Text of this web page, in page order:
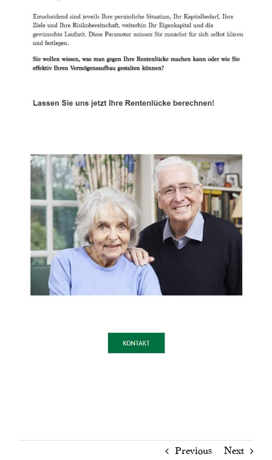
Previous Next